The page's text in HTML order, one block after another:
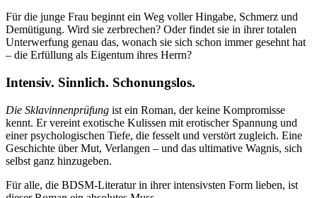
Für die junge Frau beginnt ein Weg voller Hingabe, Schmerz und
Demütigung. Wird sie zerbrechen? Oder findet sie in ihrer totalen
Unterwerfung genau das, wonach sie sich schon immer gesehnt hat
– die Erfüllung als Eigentum ihres Herrn?
Intensiv. Sinnlich. Schonungslos.
Die Sklavinnenprüfung ist ein Roman, der keine Kompromisse
kennt. Er vereint exotische Kulissen mit erotischer Spannung und
einer psychologischen Tiefe, die fesselt und verstört zugleich. Eine
Geschichte über Mut, Verlangen – und das ultimative Wagnis, sich
selbst ganz hinzugeben.
Für alle, die BDSM-Literatur in ihrer intensivsten Form lieben, ist